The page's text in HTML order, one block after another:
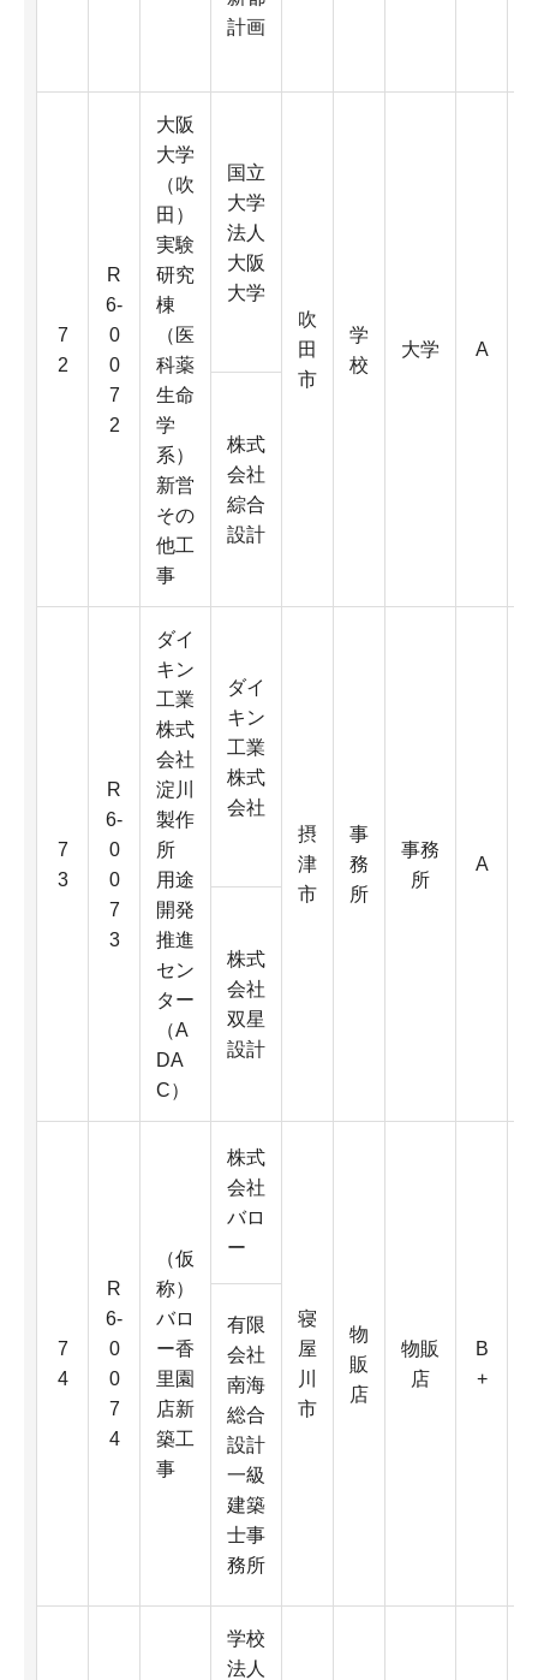
計画
7
2
R
6-
0
0
7
2
大阪
大学
（吹
田）
実験
研究
棟
（医
科薬
生命
学
系）
新営
その
他工
事
国立
大学
法人
大阪
大学
吹
田
市
学
校
大学 A
株式
会社
綜合
設計
7
3
R
6-
0
0
7
3
ダイ
キン
工業
株式
会社
淀川
製作
所
用途
開発
推進
セン
ター
（A
DA
C）
ダイ
キン
工業
株式
会社
摂
津
市
事
務
所
事務
所
A
株式
会社
双星
設計
7
4
R
6-
0
0
7
4
（仮
称）
バロ
ー香
里園
店新
築工
事
株式
会社
バロ
ー
寝
屋
川
市
物
販
店
物販
店
B
+
有限
会社
南海
総合
設計
一級
建築
士事
務所
学校
法人